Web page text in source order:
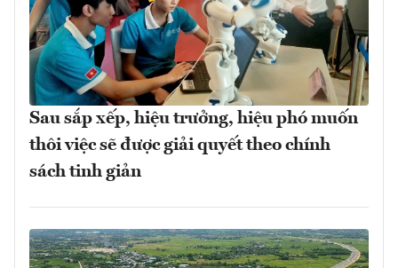
Sau sắp xếp, hiệu trưởng, hiệu phó muốn
thôi việc sẽ được giải quyết theo chính
sách tinh giản